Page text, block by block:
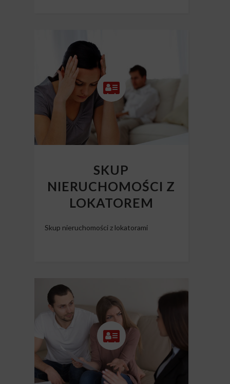
SKUP
NIERUCHOMOŚCI Z
LOKATOREM
Skup nieruchomości z lokatorami